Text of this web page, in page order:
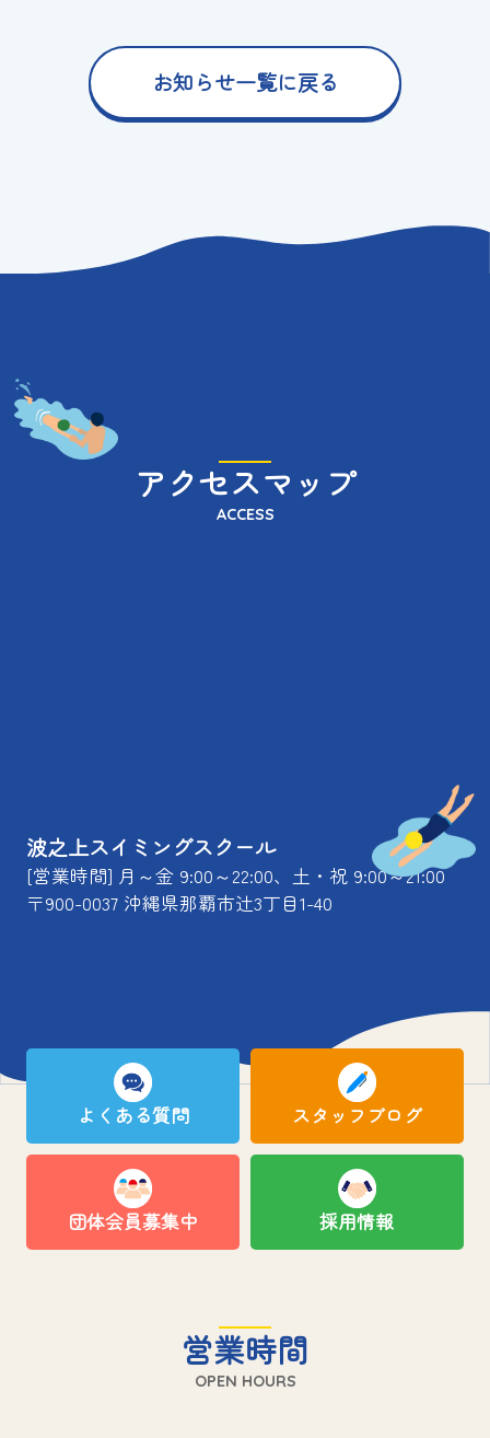
お知らせ一覧に戻る
アクセスマップ
ACCESS
波之上スイミングスクール
[営業時間] 月～金 9:00～22:00、土・祝 9:00～21:00
〒900-0037 沖縄県那覇市辻3丁目1-40
よくある質問 スタッフブログ
団体会員募集中 採用情報
営業時間
OPEN HOURS